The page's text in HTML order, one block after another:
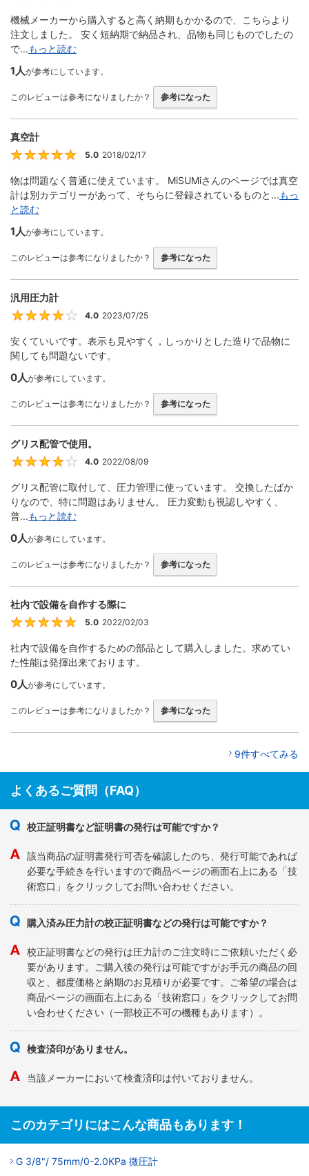
機械メーカーから購入すると高く納期もかかるので、こちらより
注文しました。 安く短納期で納品され、品物も同じものでしたの
で...もっと読む
1人が参考にしています。
このレビューは参考になりましたか？ 参考になった
真空計
5.0 2018/02/17
物は問題なく普通に使えています。 MiSUMiさんのページでは真空
計は別カテゴリーがあって、そちらに登録されているものと...もっ
と読む
1人が参考にしています。
このレビューは参考になりましたか？ 参考になった
汎用圧力計
4
4.0 2023/07/25
安くていいです。表示も見やすく，しっかりとした造りで品物に
関しても問題ないです。
0人が参考にしています。
このレビューは参考になりましたか？ 参考になった
グリス配管で使用。
4
4.0 2022/08/09
グリス配管に取付して、圧力管理に使っています。 交換したばか
りなので、特に問題はありません。 圧力変動も視認しやすく、
普...もっと読む
0人が参考にしています。
このレビューは参考になりましたか？ 参考になった
社内で設備を自作する際に
5
5.0 2022/02/03
社内で設備を自作するための部品として購入しました。求めてい
た性能は発揮出来ております。
0人が参考にしています。
このレビューは参考になりましたか？ 参考になった
9件すべてみる
よくあるご質問（FAQ）
校正証明書など証明書の発行は可能ですか？
該当商品の証明書発行可否を確認したのち、発行可能であれば
必要な手続きを行いますので商品ページの画面右上にある「技
術窓口」をクリックしてお問い合わせください。
購入済み圧力計の校正証明書などの発行は可能ですか？
校正証明書などの発行は圧力計のご注文時にご依頼いただく必
要があります。ご購入後の発行は可能ですがお手元の商品の回
収と、都度価格と納期のお見積りが必要です。ご希望の場合は
商品ページの画面右上にある「技術窓口」をクリックしてお問
い合わせください（一部校正不可の機種もあります）。
検査済印がありません。
当該メーカーにおいて検査済印は付いておりません。
このカテゴリにはこんな商品もあります！
G 3/8"/ 75mm/0-2.0KPa 微圧計